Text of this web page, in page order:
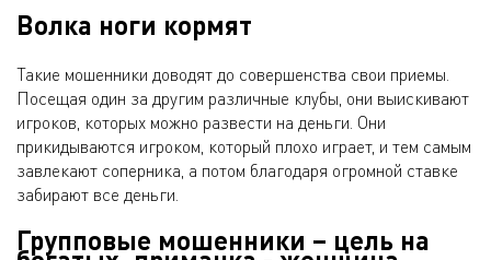
Волка ноги кормят
Такие мошенники доводят до совершенства свои приемы.
Посещая один за другим различные клубы, они выискивают
игроков, которых можно развести на деньги. Они
прикидываются игроком, который плохо играет, и тем самым
завлекают соперника, а потом благодаря огромной ставке
забирают все деньги.
Групповые мошенники – цель на